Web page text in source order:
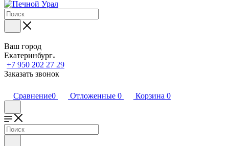
Ваш город
Екатеринбург
+7 950 202 27 29
Заказать звонок
Сравнение0 Отложенные 0 Корзина 0